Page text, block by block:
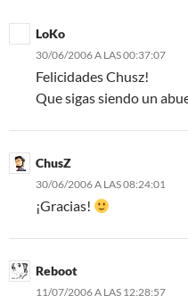
LoKo
30/06/2006 A LAS 00:37:07
Felicidades Chusz!
Que sigas siendo un
ChusZ
30/06/2006 A LAS 08:24:01
¡Gracias!
Reboot
11/07/2006 A LAS 12:28:57